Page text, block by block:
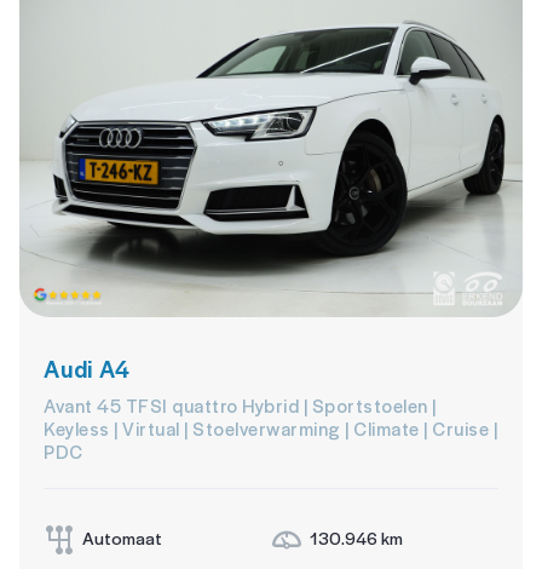
Audi A4
Avant 45 TFSI quattro Hybrid | Sportstoelen |
Keyless | Virtual | Stoelverwarming | Climate | Cruise |
PDC
Automaat 130.946 km